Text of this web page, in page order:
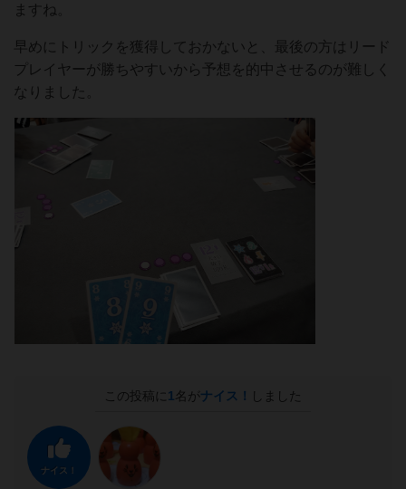
ますね。
早めにトリックを獲得しておかないと、最後の方はリード
プレイヤーが勝ちやすいから予想を的中させるのが難しく
なりました。
この投稿に 1 名がナイス！ しました
ナイス！